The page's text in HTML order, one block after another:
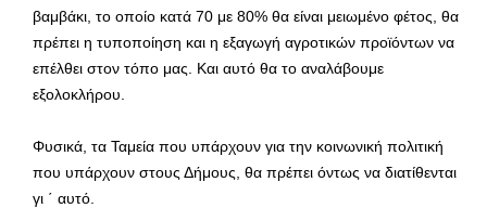
βαμβάκι, το οποίο κατά 70 με 80% θα είναι μειωμένο φέτος, θα
πρέπει η τυποποίηση και η εξαγωγή αγροτικών προϊόντων να
επέλθει στον τόπο μας. Και αυτό θα το αναλάβουμε
εξολοκλήρου.
Φυσικά, τα Ταμεία που υπάρχουν για την κοινωνική πολιτική
που υπάρχουν στους Δήμους, θα πρέπει όντως να διατίθενται
γι ΄ αυτό.